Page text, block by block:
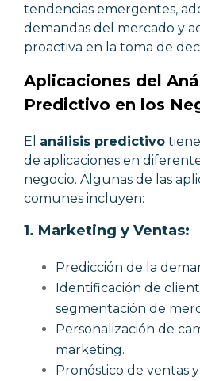
tendencias emergentes,
demandas del mercado y
proactiva en la toma de
Aplicaciones del
Predictivo en los
El análisis predictivo
de aplicaciones en
negocio. Algunas de las
comunes incluyen:
1. Marketing y Ventas:
Predicción de la
Identificación de
segmentación de
Personalización de
marketing.
Pronóstico de ventas y